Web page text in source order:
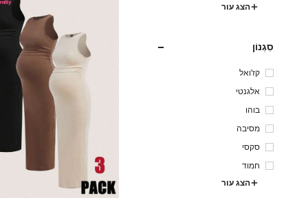
הצג עור
סִגְנוֹן
קז'ואל
אלגנטי
בוהו
מסיבה
סקסי
חמוד
הצג עור